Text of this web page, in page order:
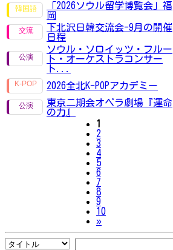
「2026ソウル留学博覧会」福
岡
下北沢日韓交流会-9月の開催
日程
ソウル・ソロイッツ・フルー
ト・オーケストラコンサー
ト...
2026全北K-POPアカデミー
東京二期会オペラ劇場『運命
の力』
1
2
3
4
5
6
7
8
9
10
»Next